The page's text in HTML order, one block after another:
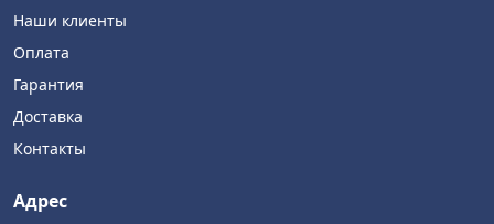
Наши клиенты
Оплата
Гарантия
Доставка
Контакты
Адрес